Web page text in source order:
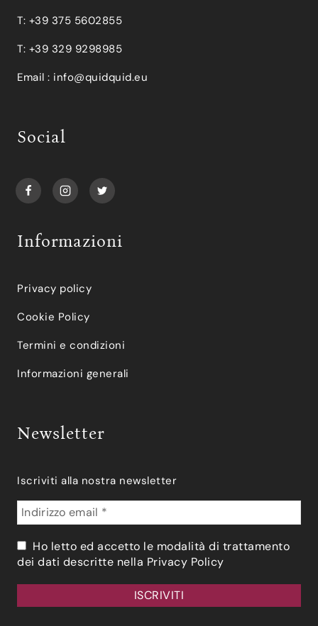
T: +39 375 5602855
T: +39 329 9298985
Email : info@quidquid.eu
Social
Informazioni
Privacy policy
Cookie Policy
Termini e condizioni
Informazioni generali
Newsletter
Iscriviti alla nostra newsletter
Ho letto ed accetto le modalità di trattamento
dei dati descritte nella Privacy Policy